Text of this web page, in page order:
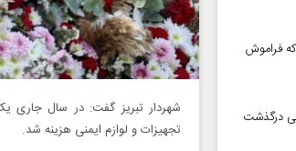
تجهیزات و لوازم ایمنی هزینه شد.
فراموش
درگذشت